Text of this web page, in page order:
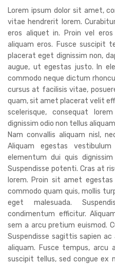
Lorem ipsum dolor sit amet,
vitae hendrerit lorem.
eros aliquet in. Proin vel eros
aliquam eros. Fusce suscipit
placerat eget dignissim non,
augue, ut egestas justo. In
commodo neque dictum
cursus at facilisis vitae,
quam, sit amet placerat velit
scelerisque, consequat
dignissim odio non tellus
Nam convallis aliquam nisl,
Aliquam egestas
elementum dui quis
Suspendisse potenti. Cras at
lorem. Proin sit amet
commodo quam quis, mollis
eget malesuada.
condimentum efficitur.
sem a arcu pretium euismod.
Suspendisse sagittis sapien
aliquam. Fusce tempus, arcu
suscipit tellus, sed congue ex